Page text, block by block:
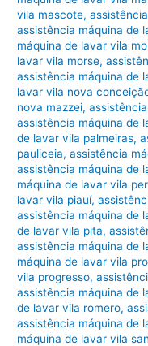
vila mascote,
assistência máquina de
máquina de lavar vila
lavar vila morse,
assistência máquina de
lavar vila nova
nova mazzei,
assistência máquina de
de lavar vila palmeiras,
pauliceia,assistência
assistência máquina de
máquina de lavar vila
lavar vila piauí,
assistência máquina de
de lavar vila pita,
assistência máquina de
máquina de lavar vila
vila progresso,
assistência máquina de
de lavar vila romero,
assistência máquina de
máquina de lavar vila